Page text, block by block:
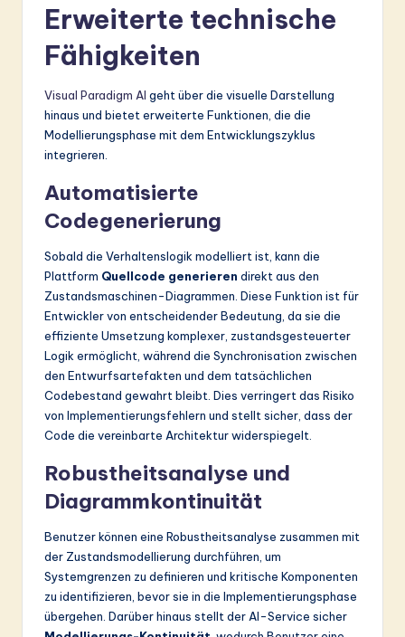
Erweiterte technische
Fähigkeiten
Visual Paradigm AI geht über die visuelle Darstellung
hinaus und bietet erweiterte Funktionen, die die
Modellierungsphase mit dem Entwicklungszyklus
integrieren.
Automatisierte
Codegenerierung
Sobald die Verhaltenslogik modelliert ist, kann die
Plattform Quellcode generieren direkt aus den
Zustandsmaschinen-Diagrammen. Diese Funktion ist für
Entwickler von entscheidender Bedeutung, da sie die
effiziente Umsetzung komplexer, zustandsgesteuerter
Logik ermöglicht, während die Synchronisation zwischen
den Entwurfsartefakten und dem tatsächlichen
Codebestand gewahrt bleibt. Dies verringert das Risiko
von Implementierungsfehlern und stellt sicher, dass der
Code die vereinbarte Architektur widerspiegelt.
Robustheitsanalyse und
Diagrammkontinuität
Benutzer können eine Robustheitsanalyse zusammen mit
der Zustandsmodellierung durchführen, um
Systemgrenzen zu definieren und kritische Komponenten
zu identifizieren, bevor sie in die Implementierungsphase
übergehen. Darüber hinaus stellt der AI-Service sicher